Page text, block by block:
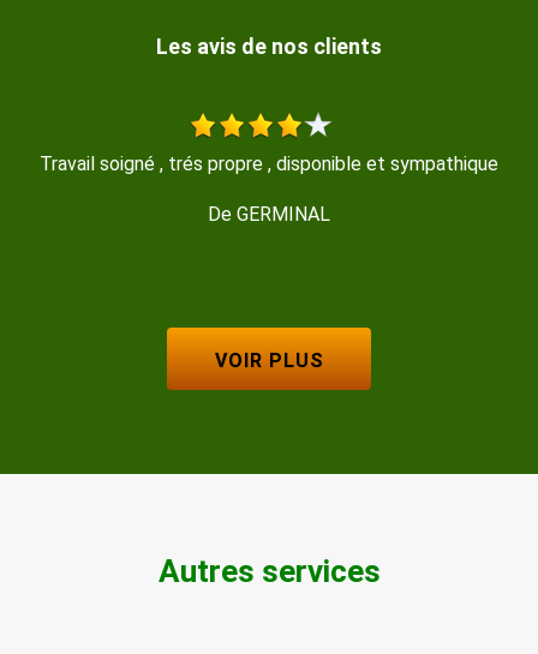
Les avis de nos clients
Travail très propre et soyeux rapide et efficace je
VOIR PLUS
Autres services